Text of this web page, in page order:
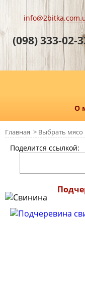
(098) 333-02-
О
Главная > Выбрать мясо
Поделится ссылкой: